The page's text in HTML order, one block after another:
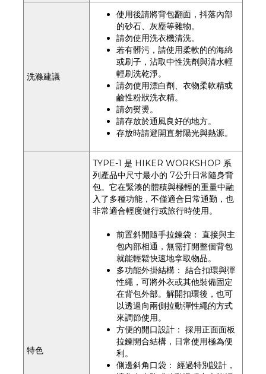
洗滌建議
使用後請將背包翻面，抖落內部
的砂石、灰塵等雜物。
請勿使用洗衣機清洗。
若有髒污，請使用柔軟的的海綿
或刷子，沾取中性洗劑與清水輕
輕刷洗乾淨。
請勿使用漂白劑、衣物柔軟精或
鹼性粉狀洗衣精。
請勿熨燙。
請存放於通風良好的地方。
存放時請避開直射陽光與熱源。
特色
TYPE-1 是 HIKER WORKSHOP 系
列產品中尺寸最小的 7公升日常隨身背
包。它在緊湊的體積與極輕的重量中融
入了多種功能，不僅適合日常通勤，也
非常適合輕度健行或旅行時使用。
前置斜開隨手拉鍊袋： 直接與主
包內部相通，無需打開整個背包
就能輕鬆快速地拿取物品。
多功能外掛結構： 結合扣環與彈
性繩，可將外衣或其他裝備固定
在背包外部。解開扣環後，也可
以透過向兩側拉動彈性繩的方式
來調節使用。
方便的開口設計： 採用正面面板
拉鍊開合結構，日常使用極為便
利。
側邊斜角口袋： 經過特別設計，